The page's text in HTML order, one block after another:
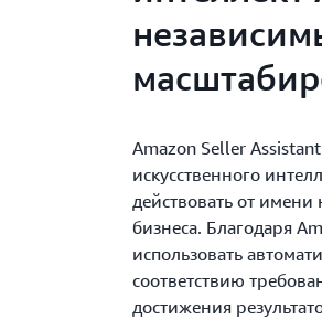
Amazon Seller
искусственного
действовать от
бизнеса. Благодаря
использовать
соответствию
достижения